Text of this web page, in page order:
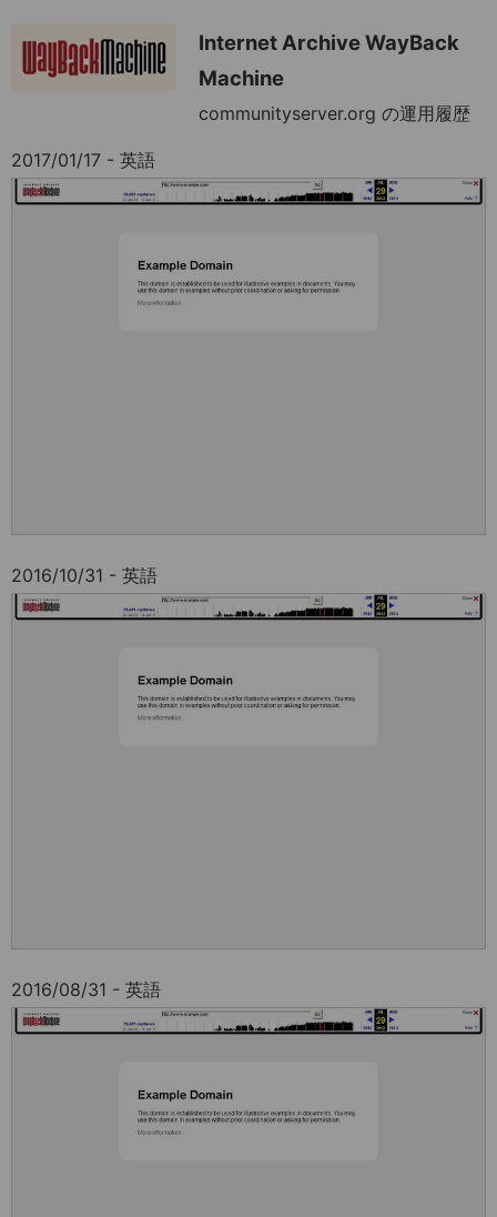
Internet Archive WayBack
Machine
communityserver.org の運用履歴
2017/01/17 - 英語
2016/10/31 - 英語
2016/08/31 - 英語